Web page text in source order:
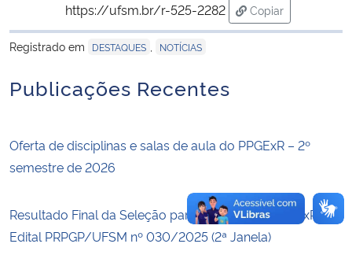
Advocacia-Geral da União
https://ufsm.br/r-525-2282
Copiar
para área de
Registrado em
DESTAQUES NOTÍCIAS
Publicações Recentes
Oferta de disciplinas e salas de aula do PPGExR – 2º
semestre de 2026
Resultado Final da Seleção para Ingresso no PPGExR –
Edital PRPGP/UFSM nº 030/2025 (2ª Janela)